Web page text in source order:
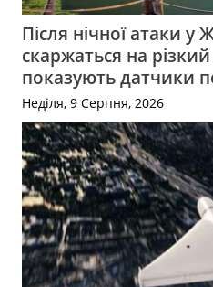
Після нічної атаки у
скаржаться на
показують датчики
Неділя, 9 Серпня, 2026